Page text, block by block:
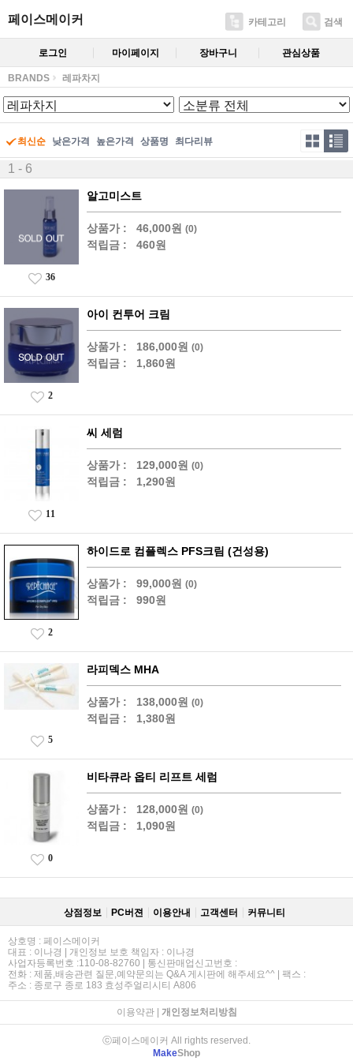
페이스메이커 카테고리 검색
로그인 마이페이지 장바구니 관심상품
BRANDS 레파차지
최신순 낮은가격 높은가격 상품명 최다리뷰
1 - 6
알고미스트
상품가 : 46,000원 (0)
적립금 : 460원
36
아이 컨투어 크림
상품가 : 186,000원 (0)
적립금 : 1,860원
2
씨 세럼
상품가 : 129,000원 (0)
적립금 : 1,290원
11
하이드로 컴플렉스 PFS크림 (건성용)
상품가 : 99,000원 (0)
적립금 : 990원
2
라피덱스 MHA
상품가 : 138,000원 (0)
적립금 : 1,380원
5
비타큐라 옵티 리프트 세럼
상품가 : 128,000원 (0)
적립금 : 1,090원
0
상점정보 PC버젼 이용안내 고객센터 커뮤니티
상호명 : 페이스메이커
대표 : 이나경 | 개인정보 보호 책임자 : 이나경
사업자등록번호 :110-08-82760 | 통신판매업신고번호 :
전화 : 제품,배송관련 질문,예약문의는 Q&A 게시판에 해주세요^^ | 팩스 :
주소 : 종로구 종로 183 효성주얼리시티 A806
이용약관| 개인정보처리방침
ⓒ페이스메이커 All rights reserved.
MakeShop